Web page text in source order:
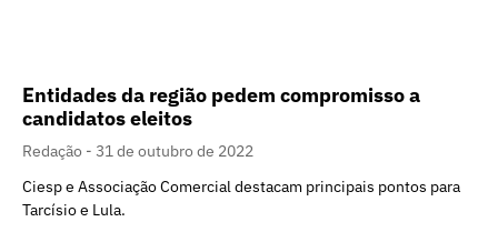
Entidades da região pedem compromisso a
candidatos eleitos
Redação
31 de outubro de 2022
Ciesp e Associação Comercial destacam principais pontos para
Tarcísio e Lula.